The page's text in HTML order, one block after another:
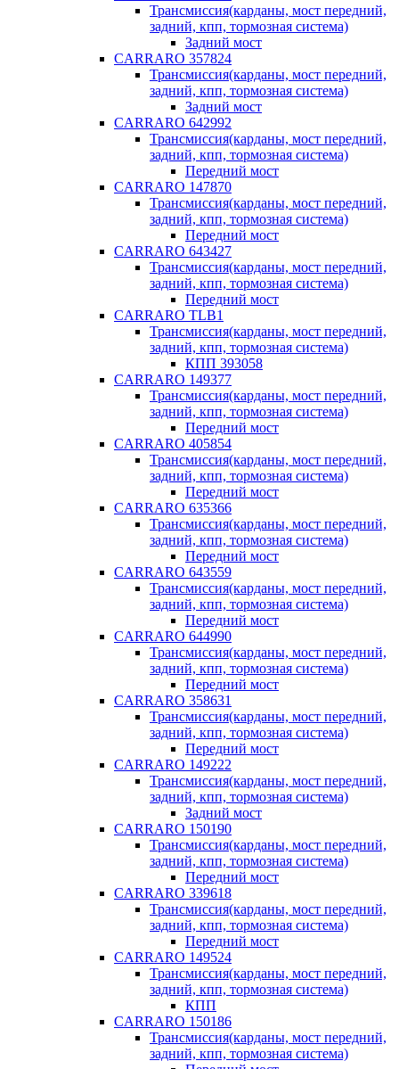
Трансмиссия(карданы, мост передний,
задний, кпп, тормозная система)
Задний мост
CARRARO 357824
Трансмиссия(карданы, мост передний,
задний, кпп, тормозная система)
Задний мост
CARRARO 642992
Трансмиссия(карданы, мост передний,
задний, кпп, тормозная система)
Передний мост
CARRARO 147870
Трансмиссия(карданы, мост передний,
задний, кпп, тормозная система)
Передний мост
CARRARO 643427
Трансмиссия(карданы, мост передний,
задний, кпп, тормозная система)
Передний мост
CARRARO TLB1
Трансмиссия(карданы, мост передний,
задний, кпп, тормозная система)
КПП 393058
CARRARO 149377
Трансмиссия(карданы, мост передний,
задний, кпп, тормозная система)
Передний мост
CARRARO 405854
Трансмиссия(карданы, мост передний,
задний, кпп, тормозная система)
Передний мост
CARRARO 635366
Трансмиссия(карданы, мост передний,
задний, кпп, тормозная система)
Передний мост
CARRARO 643559
Трансмиссия(карданы, мост передний,
задний, кпп, тормозная система)
Передний мост
CARRARO 644990
Трансмиссия(карданы, мост передний,
задний, кпп, тормозная система)
Передний мост
CARRARO 358631
Трансмиссия(карданы, мост передний,
задний, кпп, тормозная система)
Передний мост
CARRARO 149222
Трансмиссия(карданы, мост передний,
задний, кпп, тормозная система)
Задний мост
CARRARO 150190
Трансмиссия(карданы, мост передний,
задний, кпп, тормозная система)
Передний мост
CARRARO 339618
Трансмиссия(карданы, мост передний,
задний, кпп, тормозная система)
Передний мост
CARRARO 149524
Трансмиссия(карданы, мост передний,
задний, кпп, тормозная система)
КПП
CARRARO 150186
Трансмиссия(карданы, мост передний,
задний, кпп, тормозная система)